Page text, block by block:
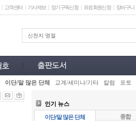
고객센터 기사제보 정기구독신청 유료회원신청 장바구니
이단/말 많은 단체 교계/세미나/기타 칼럼 포토
인기 뉴스
이단/말 많은 단체
종합